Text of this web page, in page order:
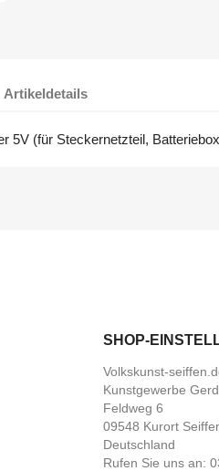
Artikeldetails
5V (für Steckernetzteil,
SHOP-
Volkskunst-
Kunstgewerbe
Feldweg 6
09548 Kurort
Deutschland
Rufen Sie uns an: